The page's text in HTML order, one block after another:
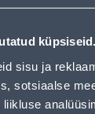
küpsiseid.
sisu ja
sotsiaalse
13 cm